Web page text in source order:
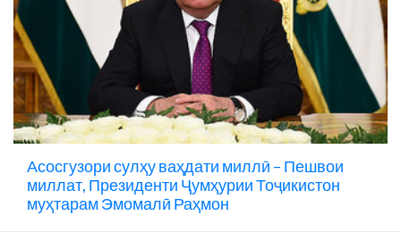
Асосгузори сулҳу ваҳдати миллӣ – Пешвои
миллат, Президенти Ҷумҳурии Тоҷикистон
муҳтарам Эмомалӣ Раҳмон